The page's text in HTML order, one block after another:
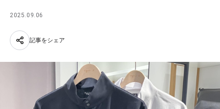
2025.09.06
記事をシェア